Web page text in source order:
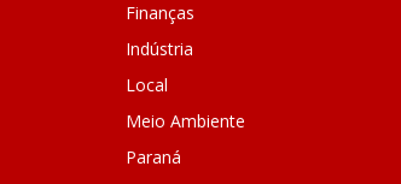
Finanças
Indústria
Local
Meio Ambiente
Paraná